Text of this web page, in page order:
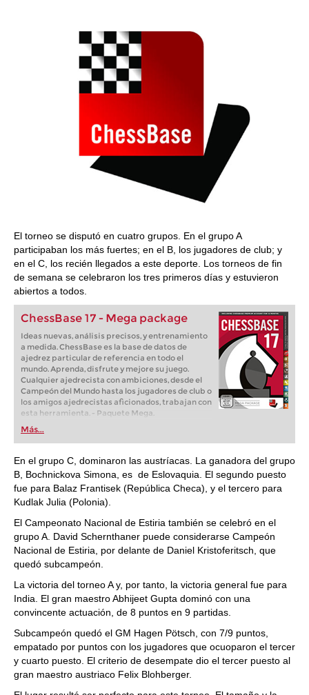
El torneo se disputó en cuatro grupos. En el grupo A
participaban los más fuertes; en el B, los jugadores de club; y
en el C, los recién llegados a este deporte. Los torneos de fin
de semana se celebraron los tres primeros días y estuvieron
abiertos a todos.
ChessBase 17 - Mega package
Ideas nuevas, análisis precisos, y entrenamiento
a medida. ChessBase es la base de datos de
ajedrez particular de referencia en todo el
mundo. Aprenda, disfrute y mejore su juego.
Cualquier ajedrecista con ambiciones, desde el
Campeón del Mundo hasta los jugadores de club o
los amigos ajedrecistas aficionados, trabajan con
esta herramienta. - Paquete Mega.
Más...
En el grupo C, dominaron las austríacas. La ganadora del grupo
B, Bochnickova Simona, es de Eslovaquia. El segundo puesto
fue para Balaz Frantisek (República Checa), y el tercero para
Kudlak Julia (Polonia).
El Campeonato Nacional de Estiria también se celebró en el
grupo A. David Schernthaner puede considerarse Campeón
Nacional de Estiria, por delante de Daniel Kristoferitsch, que
quedó subcampeón.
La victoria del torneo A y, por tanto, la victoria general fue para
India. El gran maestro Abhijeet Gupta dominó con una
convincente actuación, de 8 puntos en 9 partidas.
Subcampeón quedó el GM Hagen Pötsch, con 7/9 puntos,
empatado por puntos con los jugadores que ocuoparon el tercer
y cuarto puesto. El criterio de desempate dio el tercer puesto al
gran maestro austriaco Felix Blohberger.